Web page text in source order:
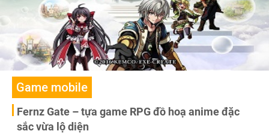
Game mobile
Fernz Gate – tựa game RPG đồ hoạ anime đặc
sắc vừa lộ diện